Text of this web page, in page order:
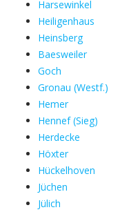
Harsewinkel
Heiligenhaus
Heinsberg
Baesweiler
Goch
Gronau (Westf.)
Hemer
Hennef (Sieg)
Herdecke
Höxter
Hückelhoven
Jüchen
Jülich